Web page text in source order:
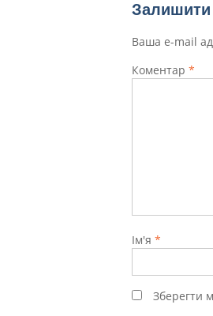
Залишити
Ваша e-mail
Коментар *
Ім'я *
Зберегти